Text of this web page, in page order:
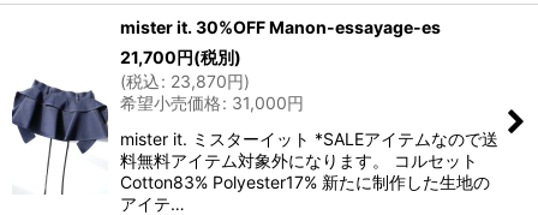
mister it. 30%OFF Manon-essayage-es
21,700円(税別)
(税込: 23,870円)
希望小売価格: 31,000円
mister it. ミスターイット *SALEアイテムなので送
料無料アイテム対象外になります。 コルセット
Cotton83% Polyester17% 新たに制作した生地の
アイテ…